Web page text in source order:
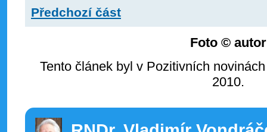
Předchozí část
Foto © autor
Tento článek byl v Pozitivních
2010.